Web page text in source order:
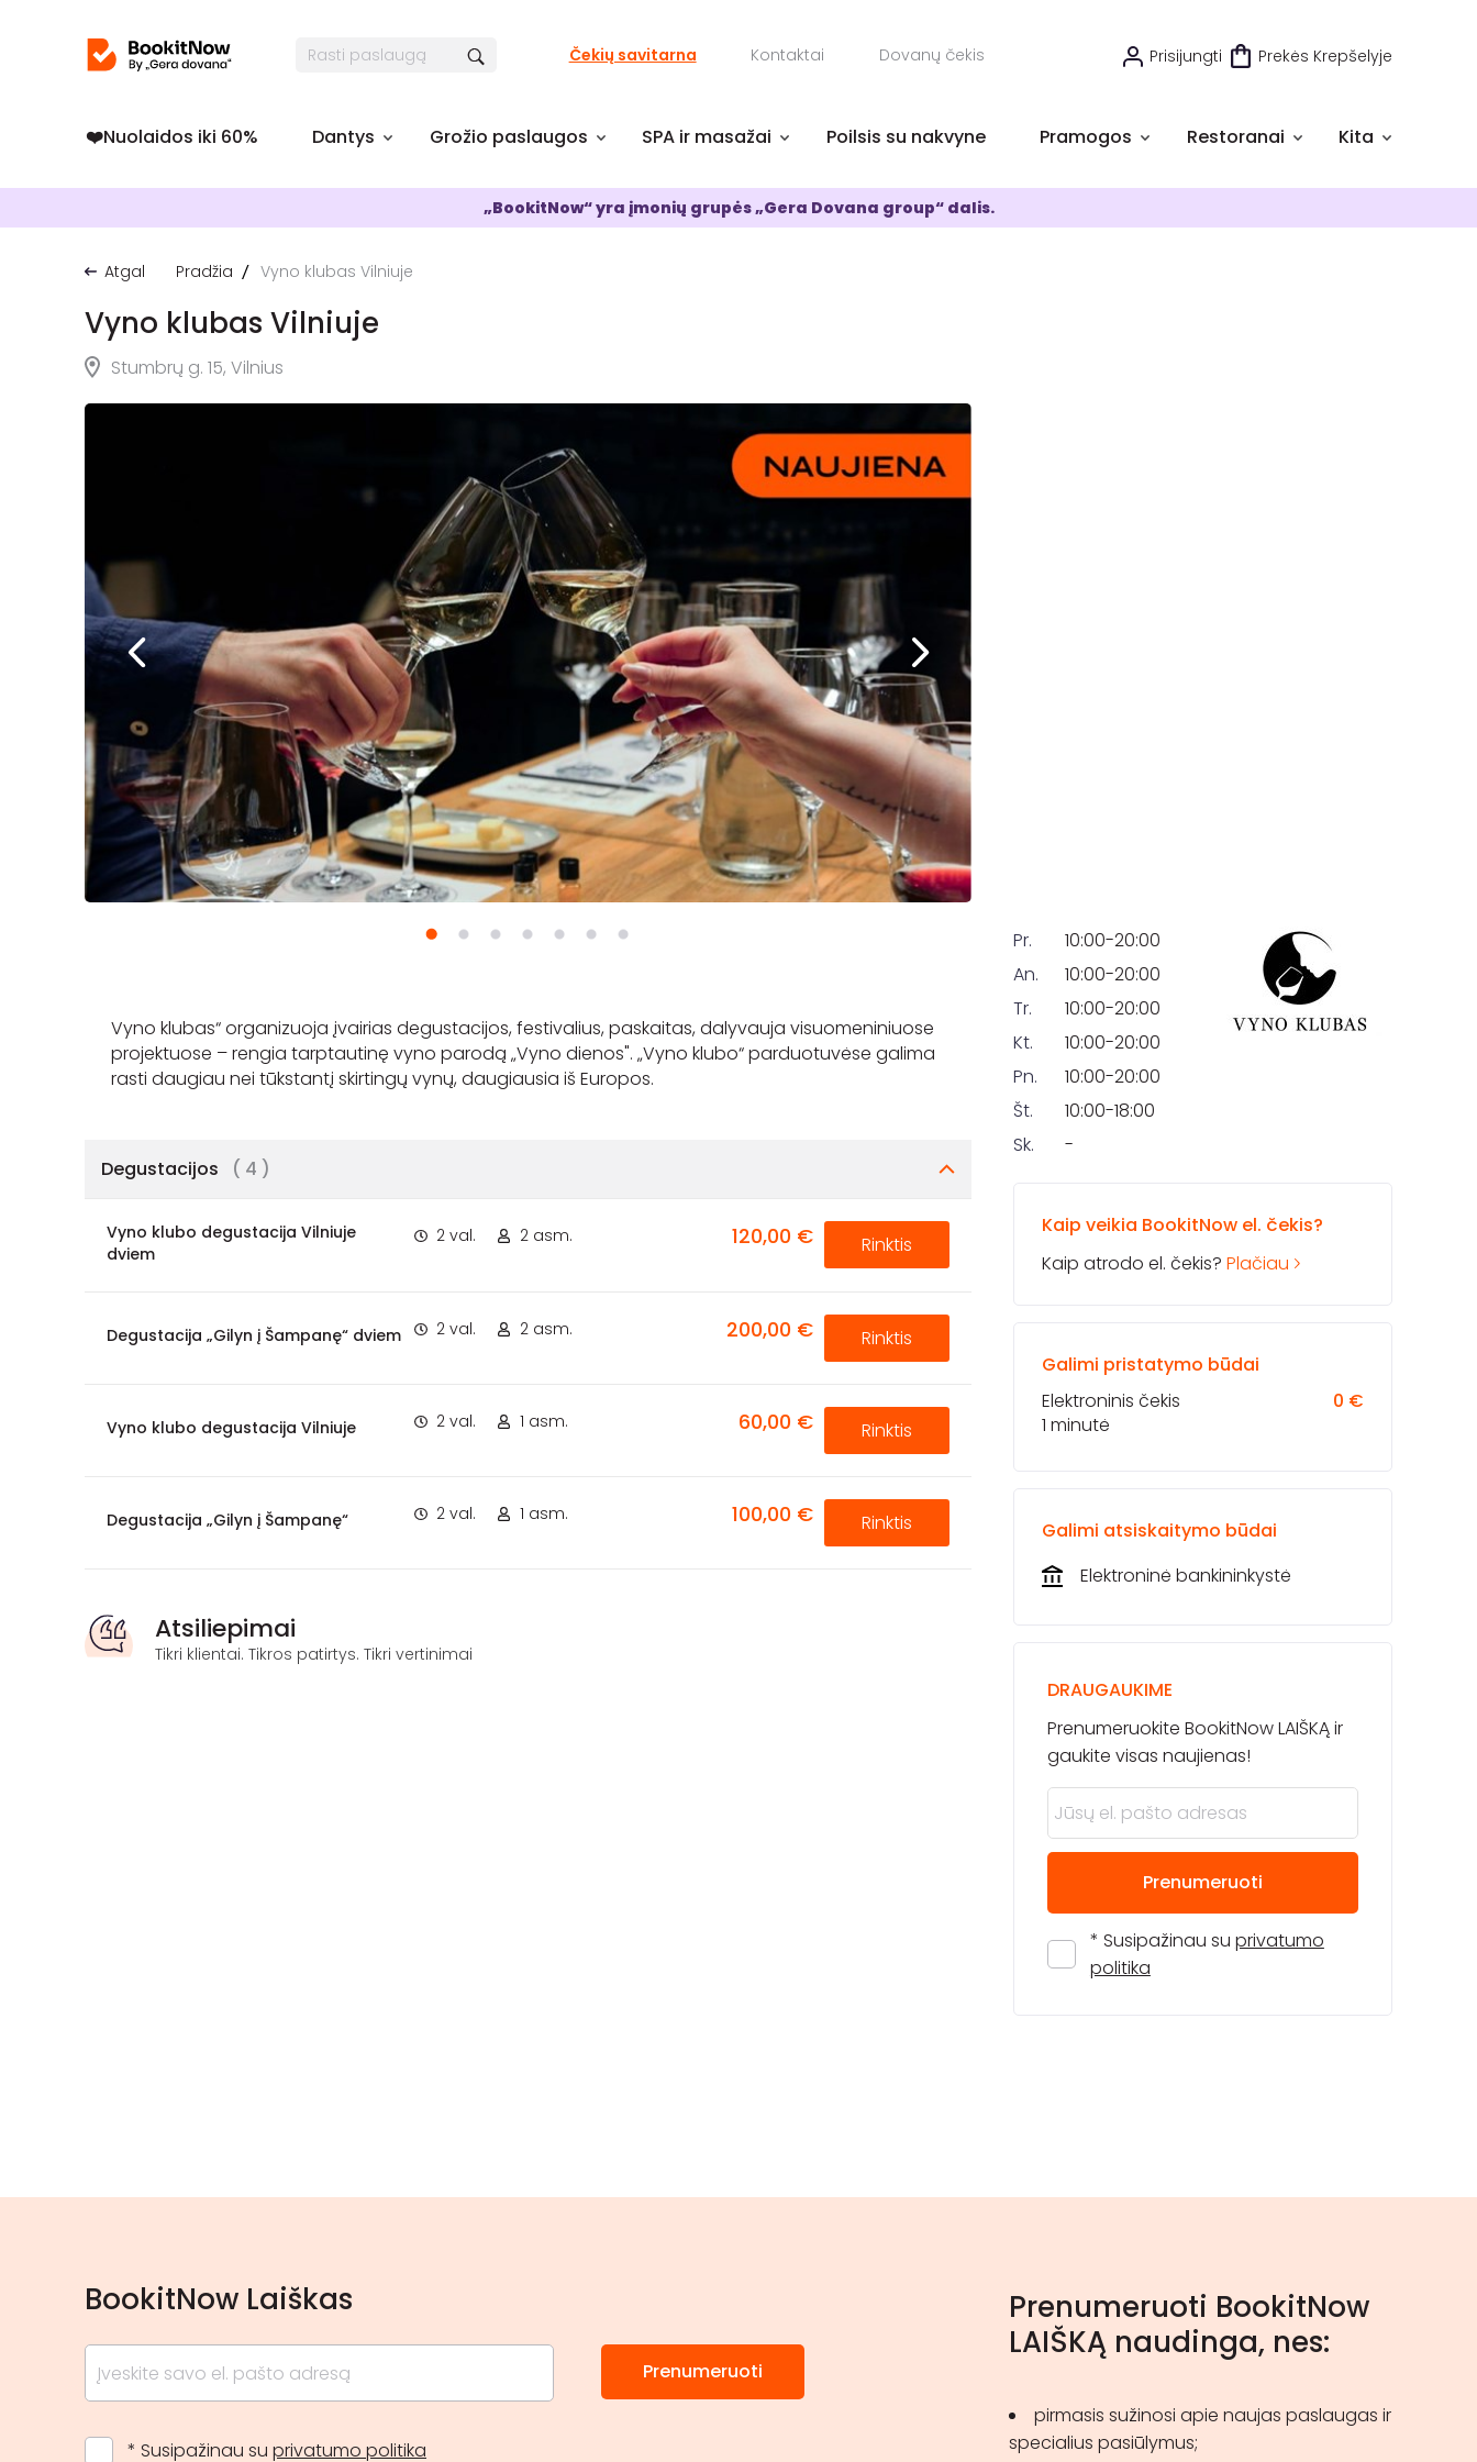
Čekių savitarna Kontaktai Dovanų čekis Prisijungti Prekės Krepšelyje
❤️️Nuolaidos iki 60% Dantys Grožio paslaugos SPA ir masažai Poilsis su nakvyne Pramogos Restoranai Kita
„BookitNow“ yra įmonių grupės „Gera Dovana group“ dalis.
Atgal Pradžia Vyno klubas Vilniuje
Vyno klubas Vilniuje
Stumbrų g. 15, Vilnius
Vyno klubas“ organizuoja įvairias degustacijos, festivalius, paskaitas, dalyvauja visuomeniniuose
projektuose – rengia tarptautinę vyno parodą „Vyno dienos". „Vyno klubo“ parduotuvėse galima
Degustacijos ( 4 )
Vyno klubo degustacija Vilniuje
dviem
2 val. 2 asm. 120,00 € Rinktis
Degustacija „Gilyn į Šampanę“ dviem 2 val. 2 asm. 200,00 € Rinktis
Vyno klubo degustacija Vilniuje 2 val. 1 asm. 60,00 € Rinktis
Degustacija „Gilyn į Šampanę“ 2 val. 1 asm. 100,00 € Rinktis
Atsiliepimai
Tikri klientai. Tikros patirtys. Tikri vertinimai
Pr.
10:00-20:00
An.
10:00-20:00
Tr.
10:00-20:00
Kt.
10:00-20:00
Pn.
10:00-20:00
Št.
10:00-18:00
Sk.
-
Kaip veikia BookitNow el. čekis?
Kaip atrodo el. čekis? Plačiau
Galimi pristatymo būdai
0 €
Elektroninis čekis
1 minutė
Galimi atsiskaitymo būdai
Elektroninė bankininkystė
DRAUGAUKIME
Prenumeruokite BookitNow LAIŠKĄ ir
gaukite visas naujienas!
Prenumeruoti
* Susipažinau su privatumo
politika
BookitNow Laiškas
* Susipažinau su privatumo politika
Prenumeruoti
Prenumeruoti BookitNow
LAIŠKĄ naudinga, nes:
pirmasis sužinosi apie naujas paslaugas ir
specialius pasiūlymus;